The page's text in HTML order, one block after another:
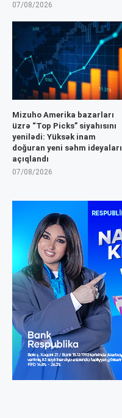
07/08/2026
Mizuho Amerika bazarları
üzrə “Top Picks” siyahısını
yenilədi: Yüksək inam
doğuran yeni səhm ideyaları
açıqlandı
07/08/2026